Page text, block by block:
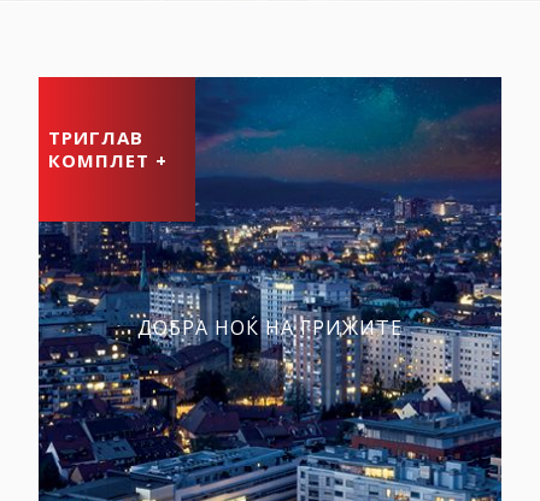
ТРИГЛАВ
КОМПЛЕТ +
ДОБРА НОЌ НА ГРИЖИТЕ